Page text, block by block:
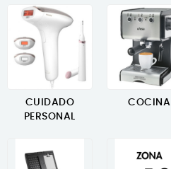
CUIDADO
PERSONAL
COCINA